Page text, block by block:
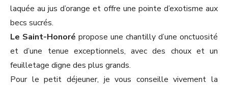
laquée au jus d’orange et offre une pointe d’exotisme aux
becs sucrés.
Le Saint-Honoré propose une chantilly d’une onctuosité
et d’une tenue exceptionnels, avec des choux et un
feuilletage digne des plus grands.
Pour le petit déjeuner, je vous conseille vivement la